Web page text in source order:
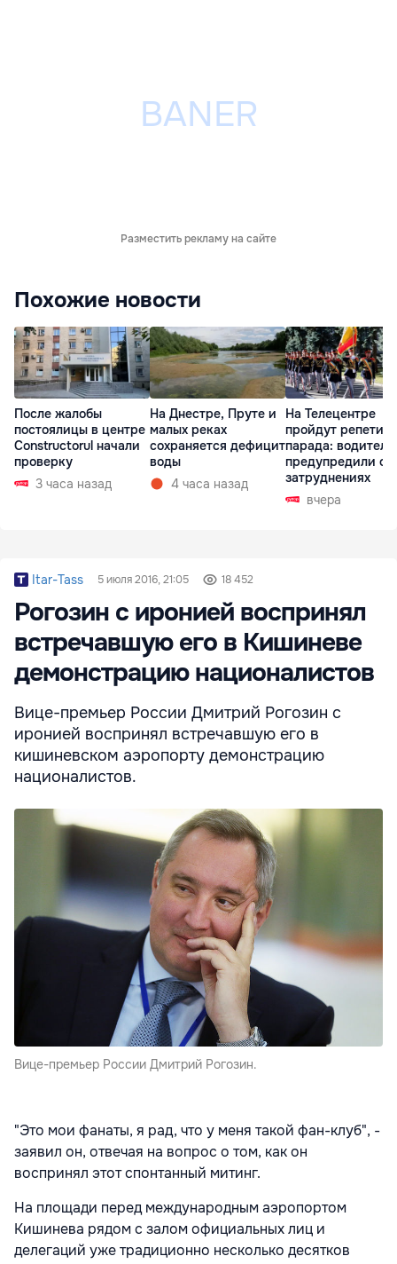
Разместить рекламу на сайте
Похожие новости
После жалобы
постоялицы в центре
Constructorul начали
проверку
3 часа назад
На Днестре, Пруте и
малых реках
сохраняется дефицит
воды
4 часа назад
На Телецентре
пройдут
парада:
предупредили о
затруднениях
вчера
Itar-Tass 5 июля 2016, 21:05 18 452
Рогозин с иронией воспринял
встречавшую его в Кишиневе
демонстрацию националистов
Вице-премьер России Дмитрий Рогозин с
иронией воспринял встречавшую его в
кишиневском аэропорту демонстрацию
националистов.
Вице-премьер России Дмитрий Рогозин.
"Это мои фанаты, я рад, что у меня такой фан-клуб", -
заявил он, отвечая на вопрос о том, как он
воспринял этот спонтанный митинг.
На площади перед международным аэропортом
Кишинева рядом с залом официальных лиц и
делегаций уже традиционно несколько десятков